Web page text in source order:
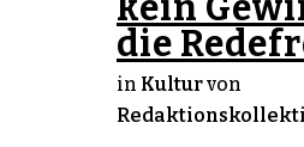
die
in Kulturvon